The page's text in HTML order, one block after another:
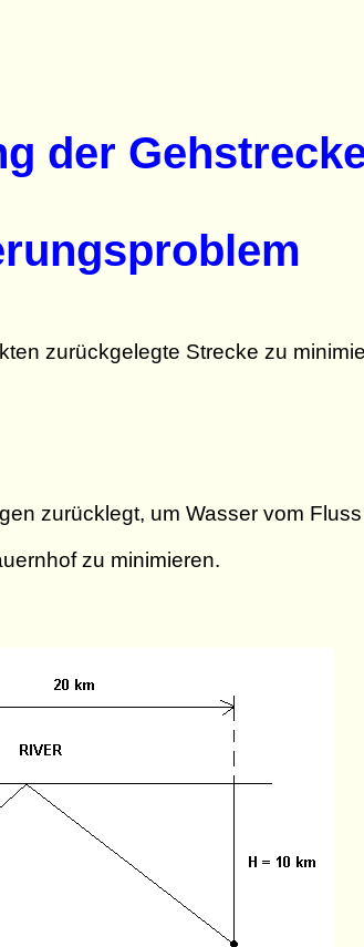
der
zurückgelegte Strecke zu
zurücklegt, um Wasser vom
zu minimieren.